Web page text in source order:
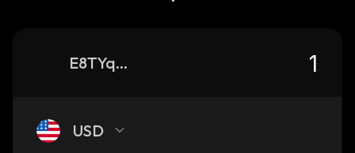
E8TYqR58QyLvZLQb3pdNcZTXwWU2p9Ug5uocPfjUpump_solana
USD